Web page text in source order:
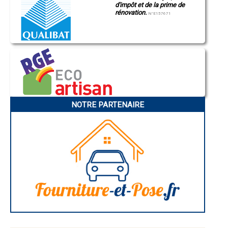
- Entreprise de démoussage de toitures à Caudebec-en-Caux
- Entreprise de démoussage de toitures à Yerville
- Entreprise de démoussage de toitures à Tourville-la-Rivière
- Entreprise de démoussage de toitures à Criquetot-l'Esneval
- Entreprise de démoussage de toitures à Saint-Pierre-de-
Varengeville
- Entreprise de démoussage de toitures à La Londe
- Entreprise de démoussage de toitures à Belbeuf
- Entreprise de démoussage de toitures à Envermeu
- Entreprise de démoussage de toitures à Luneray
- Entreprise de démoussage de toitures à Fauville-en-Caux
- Entreprise de démoussage de toitures à Hautot-sur-Mer
- Entreprise de démoussage de toitures à La Frénaye
- Entreprise de démoussage de toitures à La Neuville-Chant-d'Oisel
- Entreprise de démoussage de toitures à Rouxmesnil-Bouteilles
- Entreprise de démoussage de toitures à Auffay
- Entreprise de démoussage de toitures à Grandes-Ventes
- Entreprise de démoussage de toitures à Villers-Écalles
- Entreprise de démoussage de toitures à Saint-Martin-du-Vivier
- Entreprise de démoussage de toitures à Bacqueville-en-Caux
- Entreprise de démoussage de toitures à Saint-Jouin-Bruneval
- Entreprise de démoussage de toitures à Sainte-Marguerite-sur-
d'impôt et de la prime de
rénovation. N°E157671
NOTRE PARTENAIRE